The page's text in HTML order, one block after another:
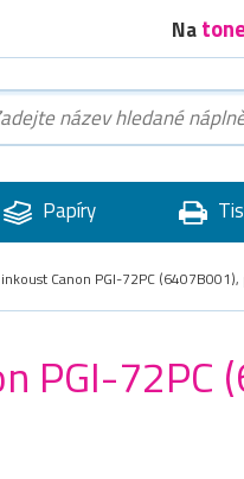
Na
Papíry
Canon PGI-72PC
PGI-